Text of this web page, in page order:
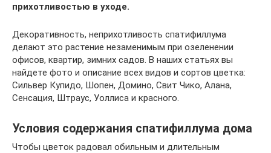
прихотливостью в уходе.
Декоративность, неприхотливость спатифиллума
делают это растение незаменимым при озеленении
офисов, квартир, зимних садов. В наших статьях вы
найдете фото и описание всех видов и сортов цветка:
Сильвер Купидо, Шопен, Домино, Свит Чико, Алана,
Сенсация, Штраус, Уоллиса и красного.
Условия содержания спатифиллума дома
Чтобы цветок радовал обильным и длительным